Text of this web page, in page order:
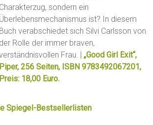
Charakterzug, sondern ein
Überlebensmechanismus ist? In diesem
Buch verabschiedet sich Silvi Carlsson von
der Rolle der immer braven,
Frau. |„Good Girl Exit“,
Piper, 256 Seiten, ISBN 9783492067201,
Preis: 18,00 Euro.
Spiegel-Bestsellerlisten